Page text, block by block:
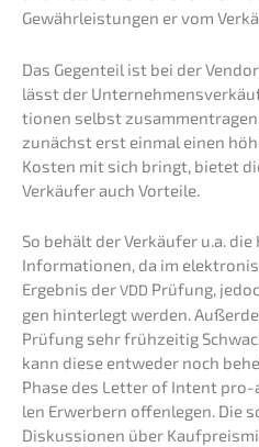
Gewähr­leis­tun­gen er vom
Das Gegen­teil ist bei der
lässt der
tio­nen selbst
zunächst erst einmal einen
Kosten mit sich bringt, bietet
Verkäu­fer auch Vorteile.
So behält der Verkäu­fer u.a.
Infor­ma­tio­nen, da im
Ergeb­nis derVDD Prüfung,
gen hinter­legt werden.
Prüfung sehr frühzei­tig
kann diese entwe­der noch
Phase des Letter of Intent
len Erwer­bern offen­le­gen. Die
Diskus­sio­nen über